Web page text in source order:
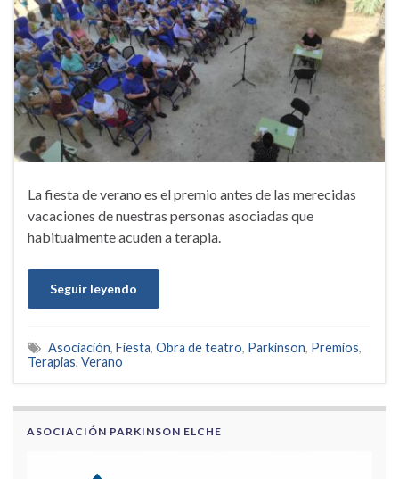
La fiesta de verano es el premio antes de las merecidas
vacaciones de nuestras personas asociadas que
habitualmente acuden a terapia.
Seguir leyendo
Asociación, Fiesta, Obra de teatro, Parkinson, Premios,
Terapias, Verano
ASOCIACIÓN PARKINSON ELCHE